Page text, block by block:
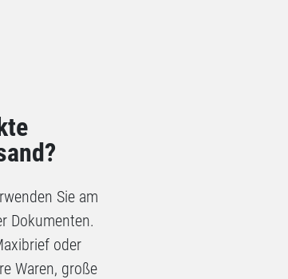
Sie am
Dokumenten.
oder
Waren, große